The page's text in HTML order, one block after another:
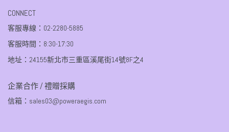
CONNECT
客服專線：02-2280-5885
客服時間：8:30-17:30
地址：24155新北市三重區溪尾街14號8F之4
企業合作 / 禮贈採購
信箱：sales03@poweraegis.com